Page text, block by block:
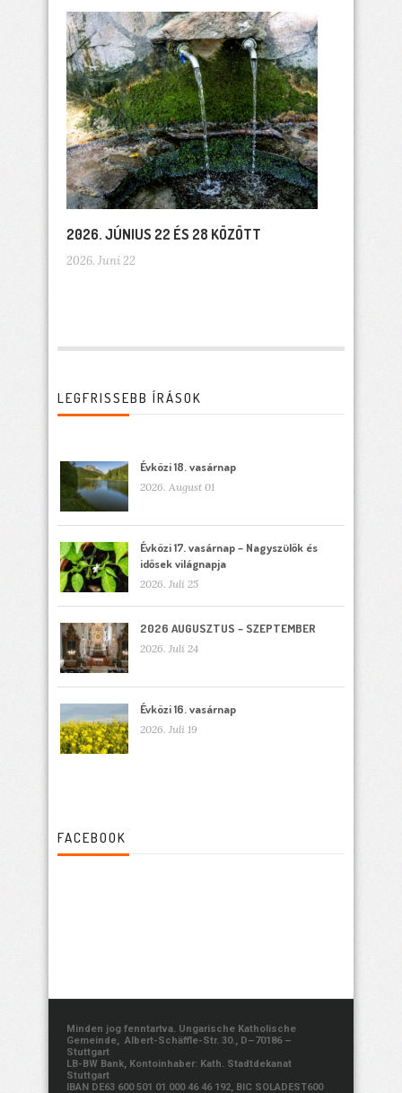
2026. JÚNIUS 22 ÉS 28 KÖZÖTT
2026. Juni 22
LEGFRISSEBB ÍRÁSOK
Évközi 18. vasárnap
2026. August 01
Évközi 17. vasárnap – Nagyszülők és
idősek világnapja
2026. Juli 25
2026 AUGUSZTUS – SZEPTEMBER
2026. Juli 24
Évközi 16. vasárnap
2026. Juli 19
FACEBOOK
Minden jog fenntartva. Ungarische Katholische
Gemeinde, Albert-Schäffle-Str. 30., D–70186 –
Stuttgart
LB-BW Bank, Kontoinhaber: Kath. Stadtdekanat
Stuttgart
IBAN DE63 600 501 01 000 46 46 192, BIC SOLADEST600